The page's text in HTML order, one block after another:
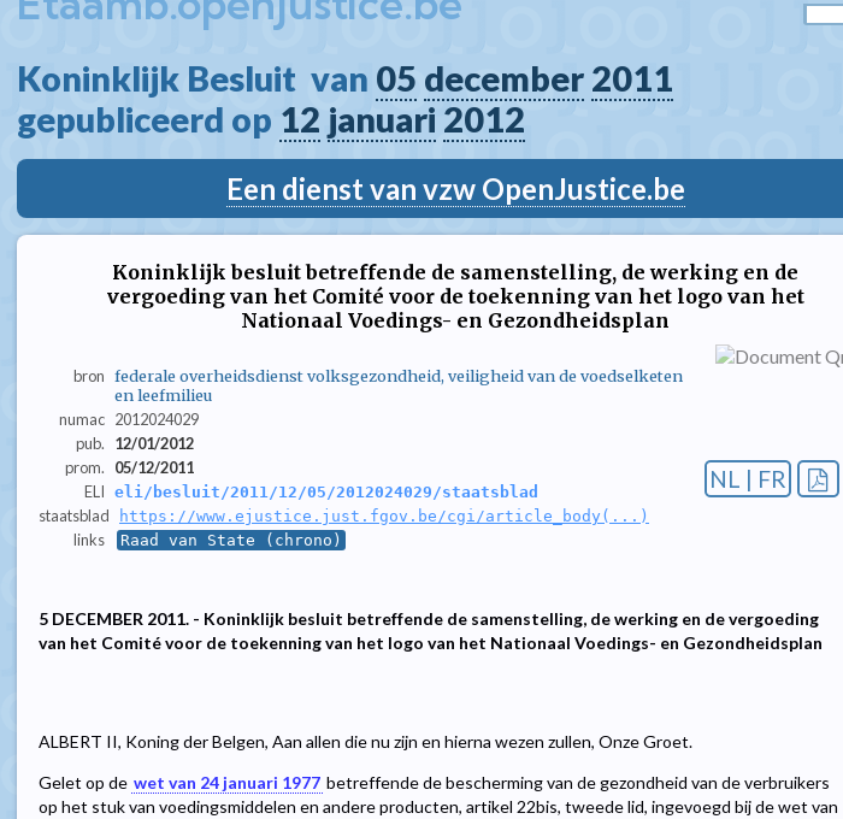
Koninklijk Besluit  van 05 december 2011
gepubliceerd op 12 januari 2012
Een dienst van vzw OpenJustice.be
Koninklijk besluit betreffende de samenstelling, de werking en de
vergoeding van het Comité voor de toekenning van het logo van het
Nationaal Voedings- en Gezondheidsplan
bron federale overheidsdienst volksgezondheid, veiligheid van de voedselketen
en leefmilieu
numac 2012024029
pub.
12/01/2012
prom.
05/12/2011
ELI eli/besluit/2011/12/05/2012024029/staatsblad
staatsblad https://www.ejustice.just.fgov.be/cgi/article_body(...)
links Raad van State (chrono)
NL | FR
5 DECEMBER 2011. - Koninklijk besluit betreffende de samenstelling, de werking en de vergoeding
van het Comité voor de toekenning van het logo van het Nationaal Voedings- en Gezondheidsplan
ALBERT II, Koning der Belgen, Aan allen die nu zijn en hierna wezen zullen, Onze Groet.
Gelet op de wet van 24 januari 1977 betreffende de bescherming van de gezondheid van de verbruikers
op het stuk van voedingsmiddelen en andere producten, artikel 22bis, tweede lid, ingevoegd bij de wet van